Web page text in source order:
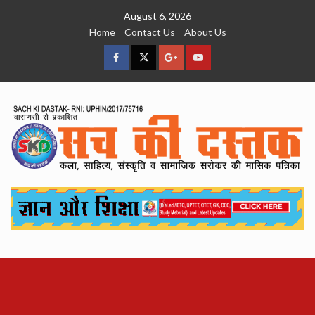
August 6, 2026
Home
Contact Us About Us
facebookTwitterGoogleYouTube